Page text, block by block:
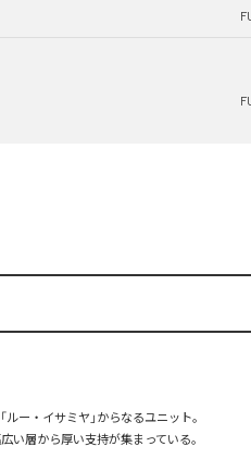
ー・イサミヤ」からなるユニット。
い層から厚い支持が集まっている。